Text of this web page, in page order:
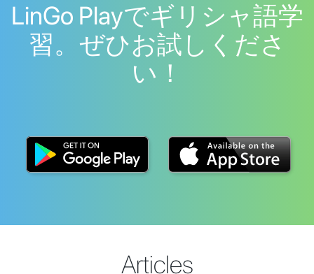
LinGo Playでギリシャ語学
習。ぜひお試しくださ
い！
Articles